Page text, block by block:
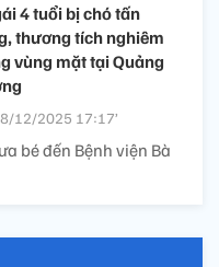
4 tuổi bị chó tấn
thương tích nghiêm
vùng mặt tại Quảng
12/2025 17:17’
bé đến Bệnh viện Bà